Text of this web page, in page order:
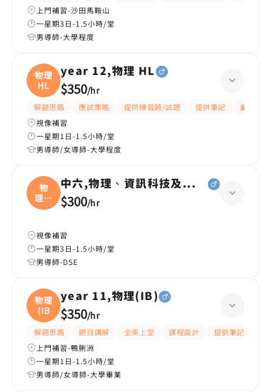
上門補習-沙田馬鞍山
一星期3日-1.5小時/堂
男導師-大學程度
物理
HL
year 12,物理 HL
$350/hr
解題思路 應試策略 提供練習題/試題 提供筆記 嚴格
視像補習
一星期1日-1.5小時/堂
男導師/女導師-大學程度
物
理、
資訊
中六,物理、資訊科技及通訊（ICT）、
$300/hr
視像補習
一星期3日-1.5小時/堂
男導師-DSE
物理
(IB
year 11,物理(IB)
$350/hr
解題思路 題目講解 全英上堂 課程設計 提供筆記
上門補習-鴨脷洲
一星期1日-1.5小時/堂
男導師/女導師-大學畢業